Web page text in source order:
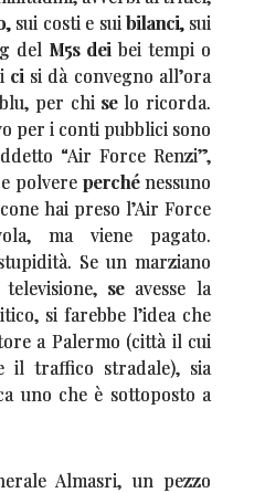
sui costi e sui bilanci, sui
del M5s dei bei tempi o
si dà convegno all’ora
per chi se lo ricorda.
per i conti pubblici sono
“Air Force Renzi”,
polvere perché nessuno
hai preso l’Air Force
ma viene pagato.
Se un marziano
se avesse la
si farebbe l’idea che
a Palermo (città il cui
il traffico stradale), sia
uno che è sottoposto a
Almasri, un pezzo